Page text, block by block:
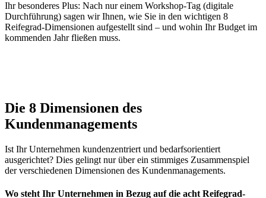
Ihr besonderes Plus: Nach nur einem Workshop-Tag (digitale
Durchführung) sagen wir Ihnen, wie Sie in den wichtigen 8
Reifegrad-Dimensionen aufgestellt sind – und wohin Ihr Budget im
kommenden Jahr fließen muss.
Die 8 Dimensionen des
Kundenmanagements
Ist Ihr Unternehmen kundenzentriert und bedarfsorientiert
ausgerichtet? Dies gelingt nur über ein stimmiges Zusammenspiel
der verschiedenen Dimensionen des Kundenmanagements.
Wo steht Ihr Unternehmen in Bezug auf die acht Reifegrad-